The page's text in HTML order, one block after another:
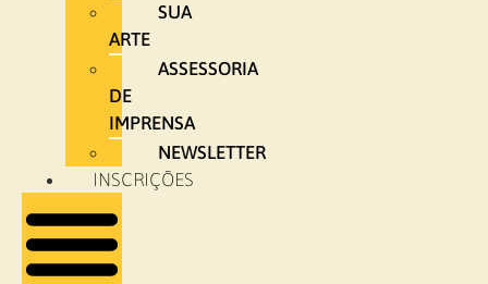
SUA
ARTE
ASSESSORIA
DE
IMPRENSA
NEWSLETTER
INSCRIÇÕES